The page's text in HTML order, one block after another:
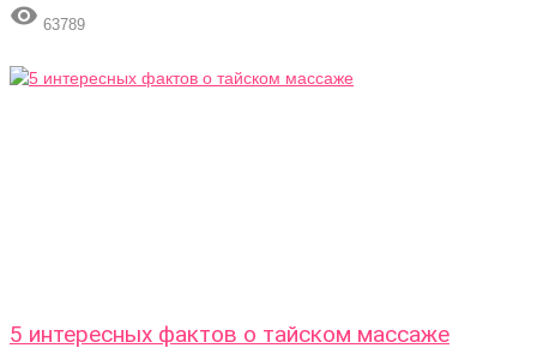
 63789
5 интересных фактов о тайском массаже